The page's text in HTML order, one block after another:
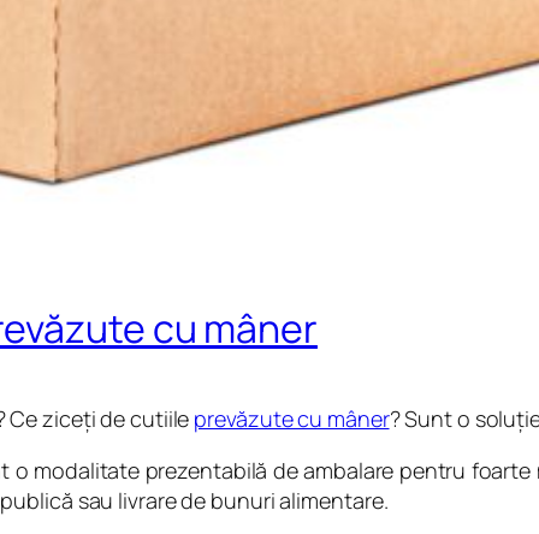
cu mâner
Ce ziceţi de cutiile prevăzute cu mâner? Sunt o
modalitate prezentabilă de ambalare pentru
sau livrare de bunuri alimentare.